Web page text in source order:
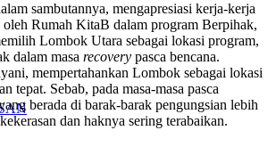
sambutannya, mengapresiasi kerja-kerja
Rumah KitaB dalam program Berpihak,
Lombok Utara sebagai lokasi program,
dalam masa recovery pasca bencana.
mempertahankan Lombok sebagai lokasi
tepat. Sebab, pada masa-masa pasca
berada di barak-barak pengungsian lebih
dan haknya sering terabaikan.